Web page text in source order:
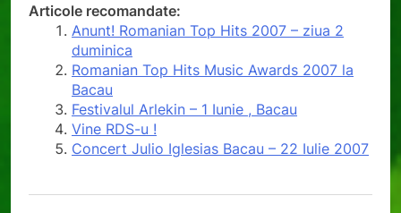
Articole recomandate:
Anunt! Romanian Top Hits 2007 – ziua 2
duminica
Romanian Top Hits Music Awards 2007 la
Bacau
Festivalul Arlekin – 1 Iunie , Bacau
Vine RDS-u !
Concert Julio Iglesias Bacau – 22 Iulie 2007